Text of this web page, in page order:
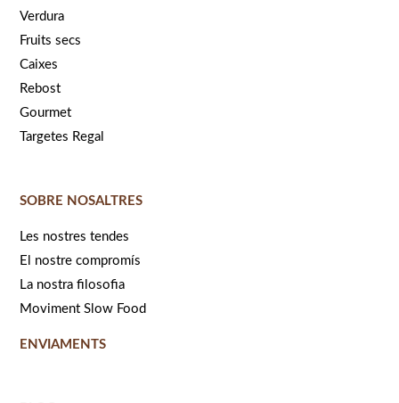
Verdura
Fruits secs
Caixes
Rebost
Gourmet
Targetes Regal
SOBRE NOSALTRES
Les nostres tendes
El nostre compromís
La nostra filosofia
Moviment Slow Food
ENVIAMENTS